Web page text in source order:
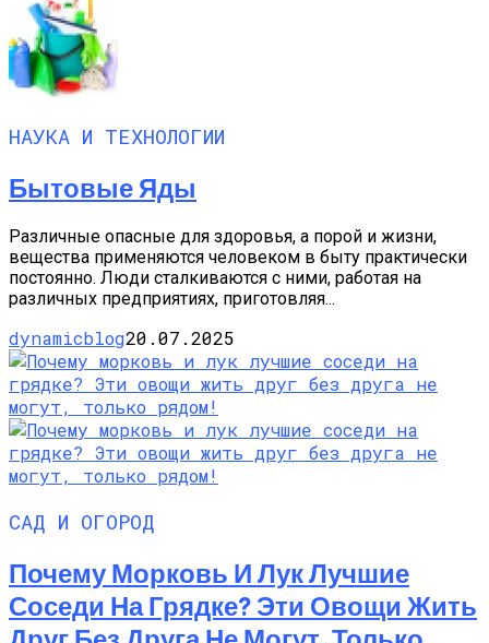
НАУКА И ТЕХНОЛОГИИ
Бытовые Яды
Различные опасные для здоровья, а порой и жизни,
вещества применяются человеком в быту практически
постоянно. Люди сталкиваются с ними, работая на
различных предприятиях, приготовляя...
dynamicblog20.07.2025
САД И ОГОРОД
Почему Морковь И Лук Лучшие
Соседи На Грядке? Эти Овощи Жить